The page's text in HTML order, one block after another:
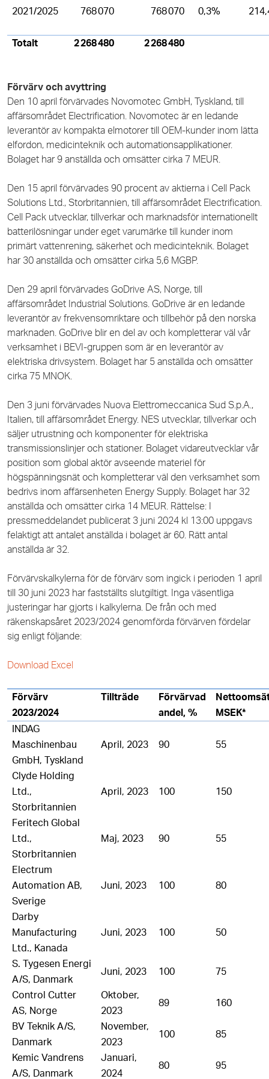
2021/2025 768 070 768 070 0,3%
Totalt 2 268 480 2 268 480
Förvärv och avyttring
Den 10 april förvärvades Novomotec GmbH, Tyskland, till
affärsområdet Electrification. Novomotec är en ledande
leverantör av kompakta elmotorer till OEM-kunder inom lätta
elfordon, medicinteknik och automationsapplikationer.
Bolaget har 9 anställda och omsätter cirka 7 MEUR.
Den 15 april förvärvades 90 procent av aktierna i Cell Pack
Solutions Ltd., Storbritannien, till affärsområdet Electrification.
Cell Pack utvecklar, tillverkar och marknadsför internationellt
batterilösningar under eget varumärke till kunder inom
primärt vattenrening, säkerhet och medicinteknik. Bolaget
har 30 anställda och omsätter cirka 5,6 MGBP.
Den 29 april förvärvades GoDrive AS, Norge, till
affärsområdet Industrial Solutions. GoDrive är en ledande
leverantör av frekvensomriktare och tillbehör på den norska
marknaden. GoDrive blir en del av och kompletterar väl vår
verksamhet i BEVI-gruppen som är en leverantör av
elektriska drivsystem. Bolaget har 5 anställda och omsätter
cirka 75 MNOK.
Den 3 juni förvärvades Nuova Elettromeccanica Sud S.p.A.,
Italien, till affärsområdet Energy. NES utvecklar, tillverkar och
säljer utrustning och komponenter för elektriska
transmissionslinjer och stationer. Bolaget vidareutvecklar vår
position som global aktör avseende materiel för
högspänningsnät och kompletterar väl den verksamhet som
bedrivs inom affärsenheten Energy Supply. Bolaget har 32
anställda och omsätter cirka 14 MEUR. Rättelse: I
pressmeddelandet publicerat 3 juni 2024 kl 13:00 uppgavs
felaktigt att antalet anställda i bolaget är 60. Rätt antal
anställda är 32.
Förvärvskalkylerna för de förvärv som ingick i perioden 1 april
till 30 juni 2023 har fastställts slutgiltigt. Inga väsentliga
justeringar har gjorts i kalkylerna. De från och med
räkenskapsåret 2023/2024 genomförda förvärven fördelar
sig enligt följande:
Download Excel
Förvärv
2023/2024
Tillträde
Förvärvad
andel, %
MSEK*
INDAG
Maschinenbau
GmbH, Tyskland
April, 2023 90 55
Clyde Holding
Ltd.,
Storbritannien
April, 2023 100 150
Feritech Global
Ltd.,
Storbritannien
Maj, 2023 90 55
Electrum
Automation AB,
Sverige
Juni, 2023 100 80
Darby
Manufacturing
Ltd., Kanada
Juni, 2023 100 50
S. Tygesen Energi
A/S, Danmark
Juni, 2023 100 75
Control Cutter
AS, Norge
Oktober,
2023
89 160
BV Teknik A/S,
Danmark
November,
2023
100 85
Kemic Vandrens
A/S, Danmark
Januari,
2024
80 95